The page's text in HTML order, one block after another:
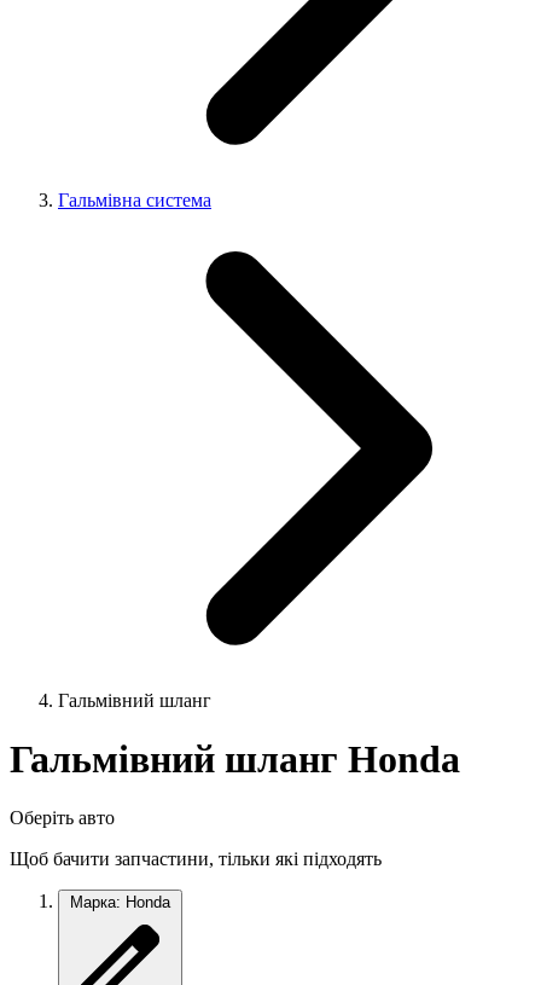
Гальмівна система
Гальмівний шланг
Гальмівний шланг Honda
Оберіть авто
Щоб бачити запчастини, тільки які підходять
Марка: Honda